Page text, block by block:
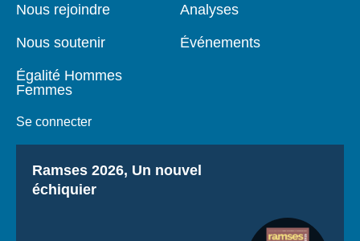
Nous rejoindre
Nous soutenir
Égalité Hommes
Femmes
Se connecter
Analyses
Événements
Titre
Ramses 2026, Un nouvel
échiquier